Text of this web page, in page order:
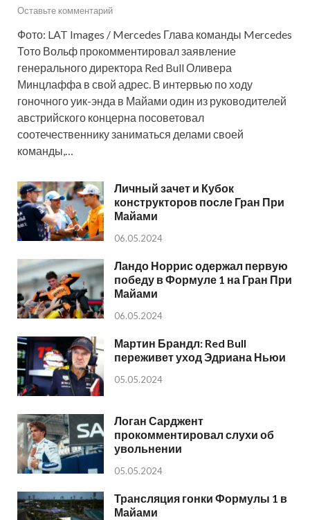
Оставьте комментарий
Фото: LAT Images / Mercedes Глава команды Mercedes
Тото Вольф прокомментировал заявление
генерального директора Red Bull Оливера
Минцлаффа в свой адрес. В интервью по ходу
гоночного уик-энда в Майами один из руководителей
австрийского концерна посоветовал
соотечественнику заниматься делами своей
команды,…
Личный зачет и Кубок
конструкторов после Гран При
Майами
06.05.2024
Ландо Норрис одержал первую
победу в Формуле 1 на Гран При
Майами
06.05.2024
Мартин Брандл: Red Bull
переживет уход Эдриана Ньюи
05.05.2024
Логан Сарджент
прокомментировал слухи об
увольнении
05.05.2024
Трансляция гонки Формулы 1 в
Майами